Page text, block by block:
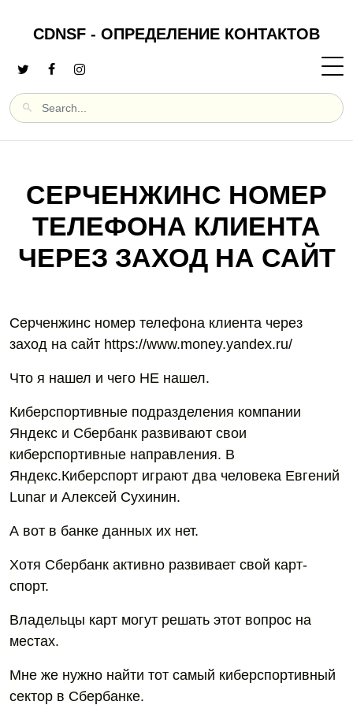
CDNSF - ОПРЕДЕЛЕНИЕ КОНТАКТОВ
СЕРЧЕНЖИНС НОМЕР
ТЕЛЕФОНА КЛИЕНТА
ЧЕРЕЗ ЗАХОД НА САЙТ
Серченжинс номер телефона клиента через
заход на сайт https://www.money.yandex.ru/
Что я нашел и чего НЕ нашел.
Киберспортивные подразделения компании
Яндекс и Сбербанк развивают свои
киберспортивные направления. В
Яндекс.Киберспорт играют два человека Евгений
Lunar и Алексей Сухинин.
А вот в банке данных их нет.
Хотя Сбербанк активно развивает свой карт-
спорт.
Владельцы карт могут решать этот вопрос на
местах.
Мне же нужно найти тот самый киберспортивный
сектор в Сбербанке.